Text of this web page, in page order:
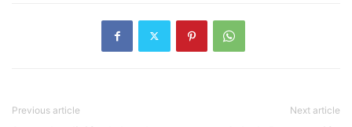
Previous article Next article